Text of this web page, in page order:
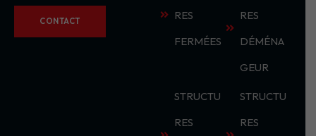
CONTACT
RES
FERMÉES
RES
DÉMÉNA
GEUR
STRUCTU
RES
STRUCTU
RES